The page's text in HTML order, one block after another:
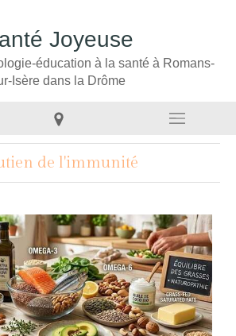
Joyeuse
éducation à la santé à Romans-
Isère dans la Drôme
de l'immunité